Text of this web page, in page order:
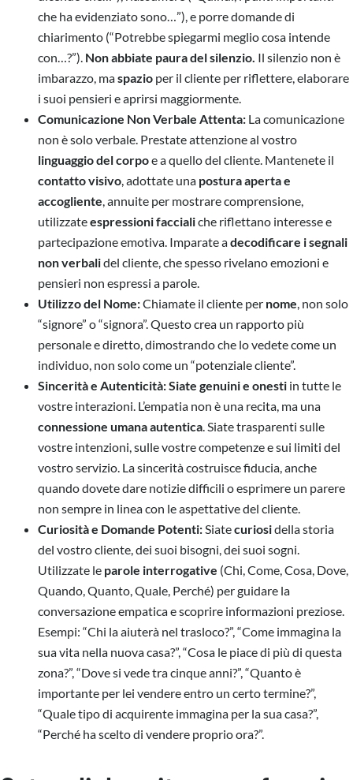
che ha evidenziato sono…”), e porre domande di
chiarimento (“Potrebbe spiegarmi meglio cosa intende
con…?”). Non abbiate paura del silenzio. Il silenzio non è
imbarazzo, maspazio per il cliente per riflettere, elaborare
i suoi pensieri e aprirsi maggiormente.
Comunicazione Non Verbale Attenta: La comunicazione
non è solo verbale. Prestate attenzione al vostro
linguaggio del corpoe a quello del cliente. Mantenete il
contatto visivo, adottate una postura aperta e
accogliente, annuite per mostrare comprensione,
utilizzateespressioni faccialiche riflettano interesse e
partecipazione emotiva. Imparate adecodificare i segnali
non verbalidel cliente, che spesso rivelano emozioni e
pensieri non espressi a parole.
Utilizzo del Nome:Chiamate il cliente per nome, non solo
“signore” o “signora”. Questo crea un rapporto più
personale e diretto, dimostrando che lo vedete come un
individuo, non solo come un “potenziale cliente”.
Sincerità e Autenticità:Siate genuini e onesti in tutte le
vostre interazioni. L’empatia non è una recita, ma una
connessione umana autentica. Siate trasparenti sulle
vostre intenzioni, sulle vostre competenze e sui limiti del
vostro servizio. La sincerità costruisce fiducia, anche
quando dovete dare notizie difficili o esprimere un parere
non sempre in linea con le aspettative del cliente.
Curiosità e Domande Potenti:Siatecuriosidella storia
del vostro cliente, dei suoi bisogni, dei suoi sogni.
Utilizzate le parole interrogative (Chi, Come, Cosa, Dove,
Quando, Quanto, Quale, Perché) per guidare la
conversazione empatica e scoprire informazioni preziose.
Esempi: “Chi la aiuterà nel trasloco?”, “Come immagina la
sua vita nella nuova casa?”, “Cosa le piace di più di questa
zona?”, “Dove si vede tra cinque anni?”, “Quanto è
importante per lei vendere entro un certo termine?”,
“Quale tipo di acquirente immagina per la sua casa?”,
“Perché ha scelto di vendere proprio ora?”.